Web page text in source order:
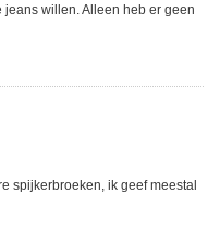
willen. Alleen heb er geen
spijkerbroeken, ik geef meestal